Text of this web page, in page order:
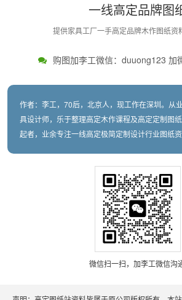
一线高定品牌图
提供家具工厂一手高定品牌木作图纸资
购图加李工微信：duuong123 加
作者：李工，70后，北京人，现工作在深圳。从
具设计师，乐于整理高定木作课程及高定定制图
起者，业余专注一线高定极简定制设计行业图纸资
微信扫一扫，加李工微信沟